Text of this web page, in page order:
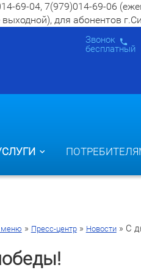
04, 7(979)014-69-06
выходной), для абонентов
Звонок
бесплатный
меню » Пресс-центр» Новости» С